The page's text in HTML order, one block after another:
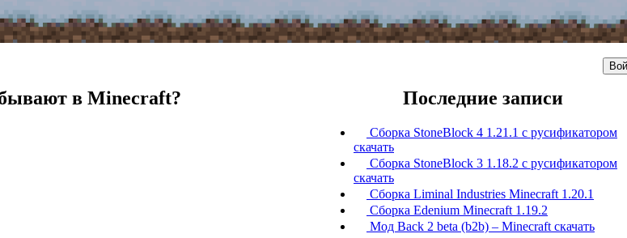
в Minecraft? Последние записи
Сборка StoneBlock 4 1.21.1 с русификатором
скачать
Сборка StoneBlock 3 1.18.2 с русификатором
скачать
Сборка Liminal Industries Minecraft 1.20.1
Сборка Edenium Minecraft 1.19.2
Мод Back 2 beta (b2b) – Minecraft скачать